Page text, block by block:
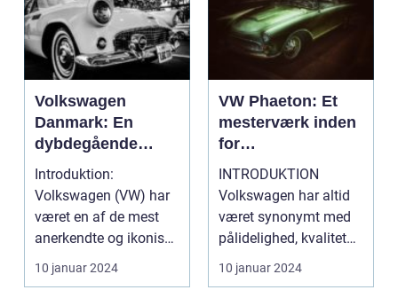
Volkswagen
Danmark: En
dybdegående
præsentation af en
bilgigant
Introduktion:
Volkswagen (VW) har
været en af de mest
anerkendte og ikoniske
bilmærker i verden i
år...
10 januar 2024
VW Phaeton: Et
mesterværk inden
for
luksussegmentet
INTRODUKTION
Volkswagen har altid
været synonymt med
pålidelighed, kvalitet
og komfort. Deres biler
10 januar 2024